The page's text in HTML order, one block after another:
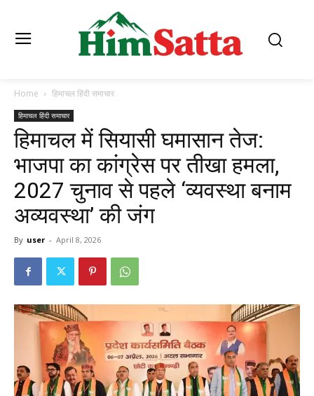
Home हिमाचल हिंदी समाचार
हिमाचल हिंदी समाचार
हिमाचल में सियासी घमासान तेज:
भाजपा का कांग्रेस पर तीखा हमला,
2027 चुनाव से पहले ‘व्यवस्था बनाम
अव्यवस्था’ की जंग
By user - April 8, 2026